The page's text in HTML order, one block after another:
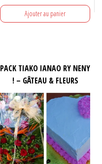
Ajouter au panier
PACK TIAKO IANAO RY NENY
! – GÂTEAU & FLEURS